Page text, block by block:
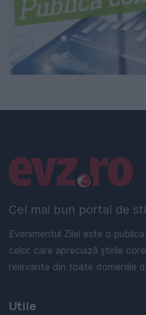
Cel mai bun portal de
Evenimentul Zilei este o
celor care apreciază știrile
relevante din toate domeniile
Linkuri utile
Utile